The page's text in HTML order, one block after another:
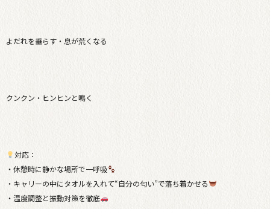
よだれを垂らす・息が荒くなる
クンクン・ヒンヒンと鳴く
対応：
・休憩時に静かな場所で一呼吸
・キャリーの中にタオルを入れて“自分の匂い”で落ち着かせる
・温度調整と振動対策を徹底